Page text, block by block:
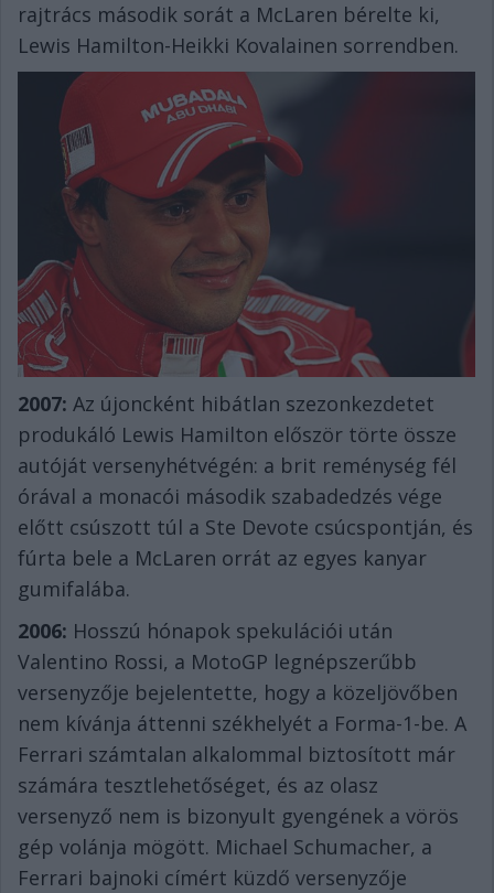
rajtrács második sorát a McLaren bérelte ki,
Lewis Hamilton-Heikki Kovalainen sorrendben.
2007: Az újoncként hibátlan szezonkezdetet
produkáló Lewis Hamilton először törte össze
autóját versenyhétvégén: a brit reménység fél
órával a monacói második szabadedzés vége
előtt csúszott túl a Ste Devote csúcspontján, és
fúrta bele a McLaren orrát az egyes kanyar
gumifalába.
2006: Hosszú hónapok spekulációi után
Valentino Rossi, a MotoGP legnépszerűbb
versenyzője bejelentette, hogy a közeljövőben
nem kívánja áttenni székhelyét a Forma-1-be. A
Ferrari számtalan alkalommal biztosított már
számára tesztlehetőséget, és az olasz
versenyző nem is bizonyult gyengének a vörös
gép volánja mögött. Michael Schumacher, a
Ferrari bajnoki címért küzdő versenyzője